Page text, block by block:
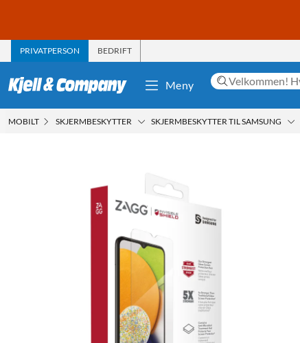
PRIVATPERSON BEDRIFT
Meny
MOBILT SKJERMBESKYTTER SKJERMBESKYTTER TIL SAMSUNG